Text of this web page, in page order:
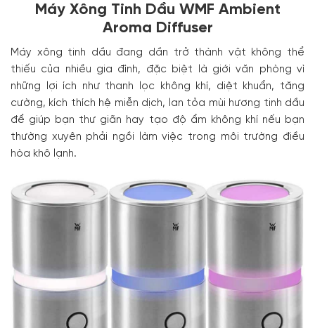
Máy Xông Tinh Dầu WMF Ambient
Aroma Diffuser
Máy xông tinh dầu đang dần trở thành vật không thể
thiếu của nhiều gia đình, đặc biệt là giới văn phòng vì
những lợi ích như thanh lọc không khí, diệt khuẩn, tăng
cường, kích thích hệ miễn dịch, lan tỏa mùi hương tinh dầu
để giúp bạn thư giãn hay tạo độ ẩm không khí nếu bạn
thường xuyên phải ngồi làm việc trong môi trường điều
hòa khô lạnh.